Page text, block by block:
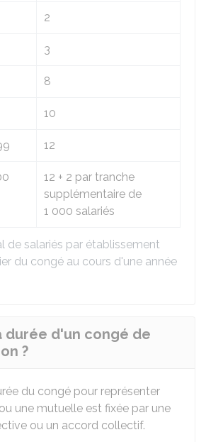
de salariés par établissement
du congé au cours d'une année
2
3
8
10
12
12 + 2 par tranche
supplémentaire de
1 000 salariés
durée d'un congé de
?
du congé pour représenter
une mutuelle est fixée par une
ou un accord collectif.